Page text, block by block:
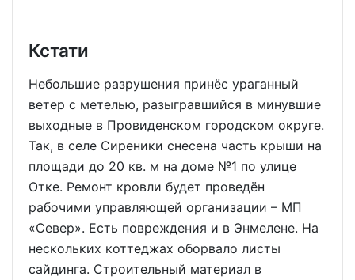
Кстати
Небольшие разрушения принёс ураганный
ветер с метелью, разыгравшийся в минувшие
выходные в Провиденском городском округе.
Так, в селе Сиреники снесена часть крыши на
площади до 20 кв. м на доме №1 по улице
Отке. Ремонт кровли будет проведён
рабочими управляющей организации – МП
«Север». Есть повреждения и в Энмелене. На
нескольких коттеджах оборвало листы
сайдинга. Строительный материал в